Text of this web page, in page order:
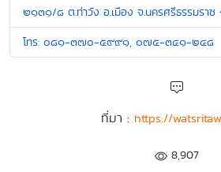
๒๑๓๑/๘ ต.ท่าวัง อ.เมือง จ.นครศรีธรรม
โทร: ๐๘๑-๓๗๐-๕๙๙๑, ๐๗๕-๓๔๑-๒๔๘
ที่มา : https://
8,907